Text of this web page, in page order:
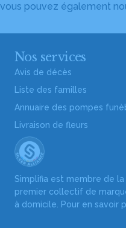
vous pouvez également
Nos services
Avis de décès
Liste des familles
Annuaire des pompes
Livraison de fleurs
Simplifia est membre de la
premier collectif de
à domicile. Pour en savoir